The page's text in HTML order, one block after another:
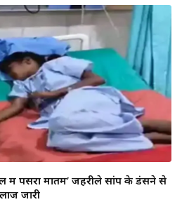
में पसरा मातम’ जहरीले सांप के डंसने से
जारी